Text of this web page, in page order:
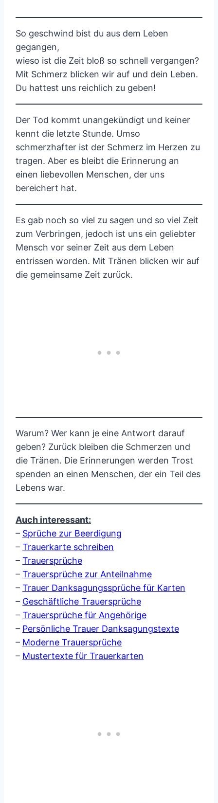
So geschwind bist du aus dem Leben
gegangen,
wieso ist die Zeit bloß so schnell vergangen?
Mit Schmerz blicken wir auf und dein Leben.
Du hattest uns reichlich zu geben!
Der Tod kommt unangekündigt und keiner
kennt die letzte Stunde. Umso
schmerzhafter ist der Schmerz im Herzen zu
tragen. Aber es bleibt die Erinnerung an
einen liebevollen Menschen, der uns
bereichert hat.
Es gab noch so viel zu sagen und so viel Zeit
zum Verbringen, jedoch ist uns ein geliebter
Mensch vor seiner Zeit aus dem Leben
entrissen worden. Mit Tränen blicken wir auf
die gemeinsame Zeit zurück.
Warum? Wer kann je eine Antwort darauf
geben? Zurück bleiben die Schmerzen und
die Tränen. Die Erinnerungen werden Trost
spenden an einen Menschen, der ein Teil des
Lebens war.
Auch interessant:
– Sprüche zur Beerdigung
– Trauerkarte schreiben
– Trauersprüche
– Trauersprüche zur Anteilnahme
– Trauer Danksagungssprüche für Karten
– Geschäftliche Trauersprüche
– Trauersprüche für Angehörige
– Persönliche Trauer Danksagungstexte
– Moderne Trauersprüche
– Mustertexte für Trauerkarten